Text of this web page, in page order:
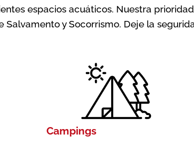
espacios acuáticos. Nuestra
y Socorrismo. Deje la
Campings